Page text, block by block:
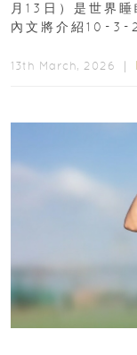
月13日）是世界
內文將介紹10-3-
13th March, 2026 ｜